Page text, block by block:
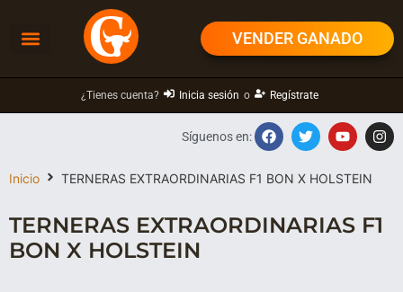
VENDER GANADO
¿Tienes cuenta? Inicia sesión o Regístrate
Inicio TERNERAS EXTRAORDINARIAS F1 BON X HOLSTEIN
Síguenos en:
TERNERAS EXTRAORDINARIAS F1
BON X HOLSTEIN